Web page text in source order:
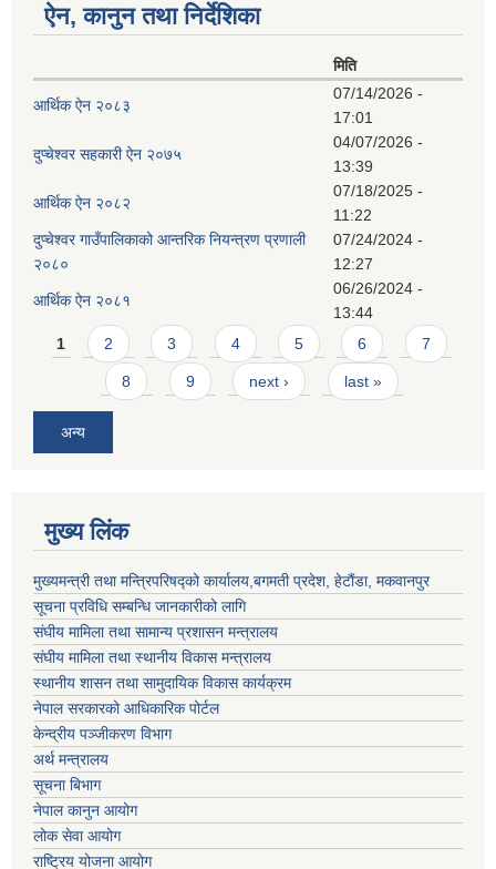
ऐन, कानुन तथा निर्देशिका
मिति
आर्थिक ऐन २०८३
07/14/2026 -
17:01
दुप्चेश्वर सहकारी ऐन २०७५
04/07/2026 -
13:39
आर्थिक ऐन २०८२
07/18/2025 -
11:22
दुप्चेश्वर गाउँपालिकाको आन्तरिक नियन्त्रण प्रणाली
२०८०
07/24/2024 -
12:27
आर्थिक ऐन २०८१
06/26/2024 -
13:44
Pages
1 2 3 4 5 6 7
8 9 next › last »
अन्य
मुख्य लिंक
मुख्यमन्त्री तथा मन्त्रिपरिषद्को कार्यालय,बगमती प्रदेश, हेटौंडा, मकवानपुर
सूचना प्रविधि सम्बन्धि जानकारीको लागि
संघीय मामिला तथा सामान्य प्रशासन मन्त्रालय
संघीय मामिला तथा स्थानीय विकास मन्त्रालय
स्थानीय शासन तथा सामुदायिक विकास कार्यक्रम
नेपाल सरकारको आधिकारिक पोर्टल
केन्द्रीय पञ्जीकरण विभाग
अर्थ मन्त्रालय
सूचना बिभाग
नेपाल कानुन आयोग
लोक सेवा आयोग
राष्ट्रिय योजना आयोग